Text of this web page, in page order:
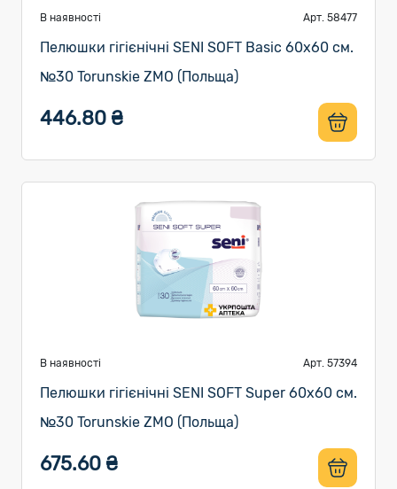
В наявності Арт. 58477
Пелюшки гігієнічні SENI SOFT Basic 60х60 см.
№30 Torunskie ZMO (Польща)
446.80 ₴
В наявності Арт. 57394
Пелюшки гігієнічні SENI SOFT Super 60х60 см.
№30 Torunskie ZMO (Польща)
675.60 ₴